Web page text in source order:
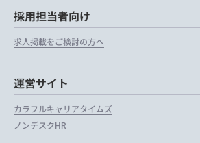
採用担当者向け
求人掲載をご検討の方へ
運営サイト
カラフルキャリアタイムズ
ノンデスクHR